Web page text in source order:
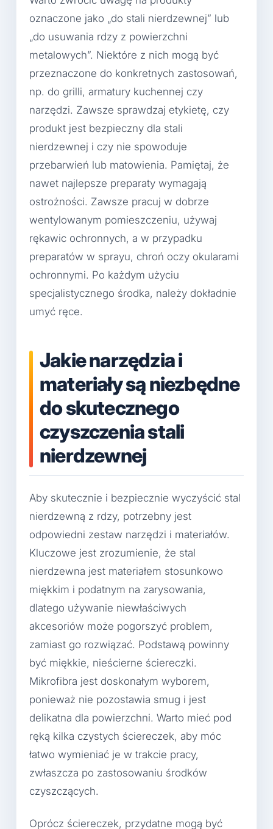
oznaczone jako „do stali nierdzewnej” lub
„do usuwania rdzy z powierzchni
metalowych”. Niektóre z nich mogą być
przeznaczone do konkretnych zastosowań,
np. do grilli, armatury kuchennej czy
narzędzi. Zawsze sprawdzaj etykietę, czy
produkt jest bezpieczny dla stali
nierdzewnej i czy nie spowoduje
przebarwień lub matowienia. Pamiętaj, że
nawet najlepsze preparaty wymagają
ostrożności. Zawsze pracuj w dobrze
wentylowanym pomieszczeniu, używaj
rękawic ochronnych, a w przypadku
preparatów w sprayu, chroń oczy okularami
ochronnymi. Po każdym użyciu
specjalistycznego środka, należy dokładnie
umyć ręce.
Jakie narzędzia i
materiały są niezbędne
do skutecznego
czyszczenia stali
nierdzewnej
Aby skutecznie i bezpiecznie wyczyścić stal
nierdzewną z rdzy, potrzebny jest
odpowiedni zestaw narzędzi i materiałów.
Kluczowe jest zrozumienie, że stal
nierdzewna jest materiałem stosunkowo
miękkim i podatnym na zarysowania,
dlatego używanie niewłaściwych
akcesoriów może pogorszyć problem,
zamiast go rozwiązać. Podstawą powinny
być miękkie, nieścierne ściereczki.
Mikrofibra jest doskonałym wyborem,
ponieważ nie pozostawia smug i jest
delikatna dla powierzchni. Warto mieć pod
ręką kilka czystych ściereczek, aby móc
łatwo wymieniać je w trakcie pracy,
zwłaszcza po zastosowaniu środków
czyszczących.
Oprócz ściereczek, przydatne mogą być